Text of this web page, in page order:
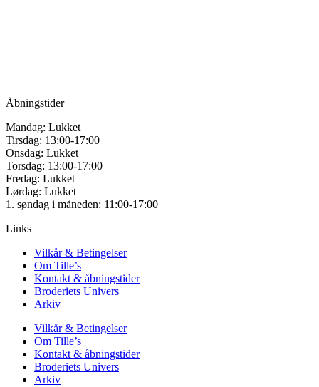
Åbningstider
Mandag: Lukket
Tirsdag: 13:00-17:00
Onsdag: Lukket
Torsdag: 13:00-17:00
Fredag: Lukket
Lørdag: Lukket
1. søndag i måneden: 11:00-17:00
Links
Vilkår & Betingelser
Om Tille’s
Kontakt & åbningstider
Broderiets Univers
Arkiv
Vilkår & Betingelser
Om Tille’s
Kontakt & åbningstider
Broderiets Univers
Arkiv